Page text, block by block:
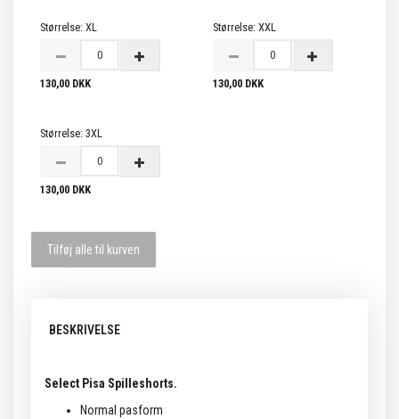
Størrelse: XL
130,00 DKK
Størrelse: XXL
130,00 DKK
Størrelse: 3XL
130,00 DKK
Tilføj alle til kurven
BESKRIVELSE
Select Pisa Spilleshorts.
Normal pasform